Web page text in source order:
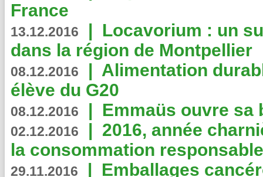
France
13.12.2016 | Locavorium : un
dans la région de Montpellier
08.12.2016 | Alimentation
élève du G20
08.12.2016 | Emmaüs ouvre sa
02.12.2016 | 2016, année
la consommation
29.11.2016 | Emballages